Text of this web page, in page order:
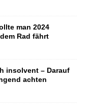
man 2024
Rad fährt
insolvent – Darauf
achten